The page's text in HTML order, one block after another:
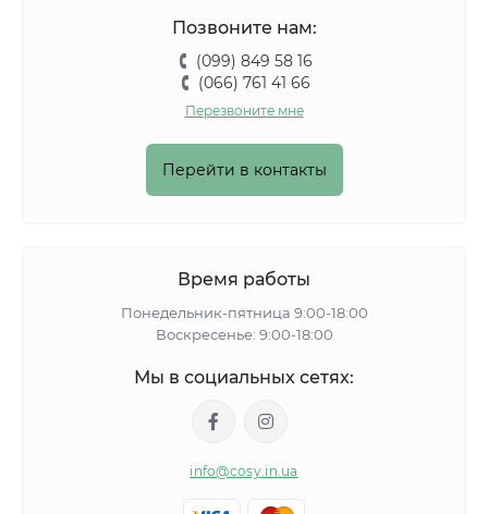
Позвоните нам:
(099) 849 58 16
(066) 761 41 66
Перезвоните мне
Перейти в контакты
Время работы
Понедельник-пятница 9:00-18:00
Воскресенье: 9:00-18:00
Мы в социальных сетях:
info@cosy.in.ua